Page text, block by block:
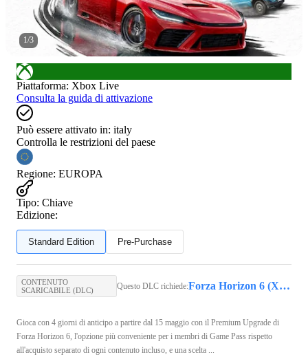
1/3
Piattaforma: Xbox Live
Consulta la guida di attivazione
Può essere attivato in: italy
Controlla le restrizioni del paese
Regione: EUROPA
Tipo: Chiave
Edizione:
Standard Edition Pre-Purchase
CONTENUTO
SCARICABILE (DLC)
Questo DLC richiede: Forza Horizon 6 (Xbox Series X/S, PC) - Xbox Live Key - GLOBAL
Gioca con 4 giorni di anticipo a partire dal 15 maggio con il Premium Upgrade di
Forza Horizon 6, l'opzione più conveniente per i membri di Game Pass rispetto
all'acquisto separato di ogni contenuto incluso, e una scelta ...